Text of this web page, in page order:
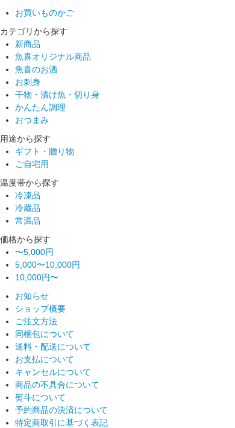
お買いものかご
カテゴリから探す
新商品
魚喜オリジナル商品
魚喜のお酒
お刺身
干物・漬け魚・切り身
かんたん調理
おつまみ
用途から探す
ギフト・贈り物
ご自宅用
温度帯から探す
冷凍品
冷蔵品
常温品
価格から探す
〜5,000円
5,000〜10,000円
10,000円〜
お知らせ
ショップ概要
ご注文方法
同梱包について
送料・配送について
お支払について
キャンセルについて
商品の不具合について
熨斗について
予約商品の決済について
特定商取引に基づく表記